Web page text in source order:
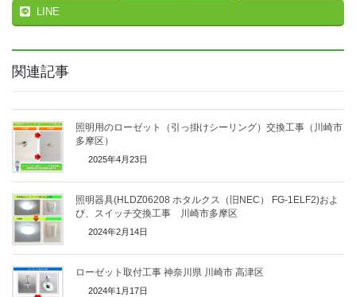
LINE
関連記事
照明用のローゼット（引っ掛けシーリング）交換工事（川崎市
多摩区）
2025年4月23日
照明器具(HLDZ06208 ホタルクス（旧NEC） FG-1ELF2)およ
び、スイッチ交換工事 川崎市多摩区
2024年2月14日
ローゼット取付工事 神奈川県 川崎市 高津区
2024年1月17日